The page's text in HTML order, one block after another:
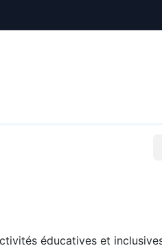
éducatives et